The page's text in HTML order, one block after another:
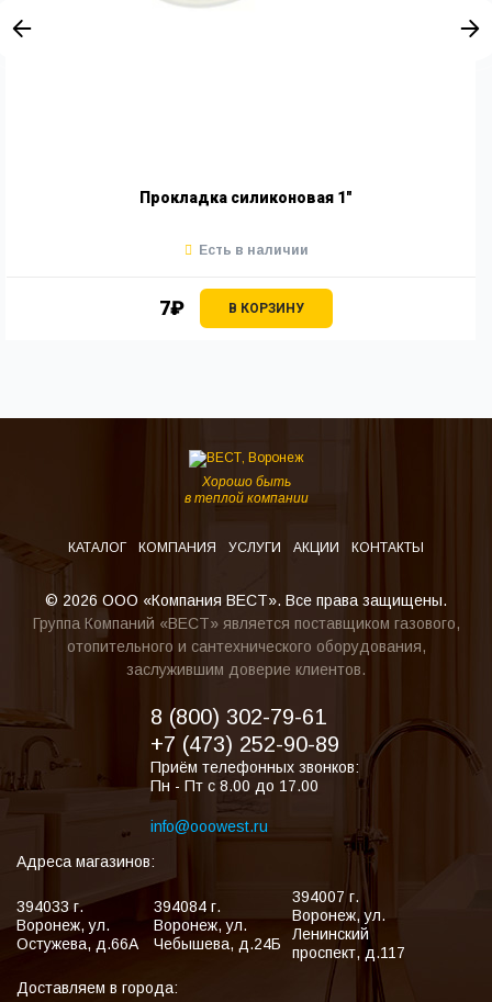
Прокладка силиконовая 1"
7₽ В КОРЗИНУ
Есть в наличии
Хорошо быть
в теплой компании
КАТАЛОГ КОМПАНИЯ УСЛУГИ АКЦИИ КОНТАКТЫ
© 2026 ООО «Компания ВЕСТ». Все права защищены.
Группа Компаний «ВЕСТ» является поставщиком газового,
отопительного и сантехнического оборудования,
заслужившим доверие клиентов.
8 (800) 302-79-61
+7 (473) 252-90-89
Приём телефонных звонков:
Пн - Пт с 8.00 до 17.00
info@ooowest.ru
Адреса магазинов:
394033 г.
Воронеж,ул.
Остужева, д.66А
394084 г.
Воронеж,ул.
Чебышева, д.24Б
394007 г.
Воронеж,ул.
Ленинский
проспект, д.117
Доставляем в города: